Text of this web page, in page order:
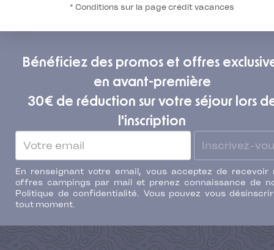
* Conditions sur la page crédit vacances
Bénéficiez des promos et offres
en avant-première
30€ de réduction sur votre séjour lors
l'inscription
Inscrivez-
En renseignant votre email, vous acceptez de recevoir
offres campings par mail et prenez connaissance de
Politique de confidentialité. Vous pouvez vous
tout moment.